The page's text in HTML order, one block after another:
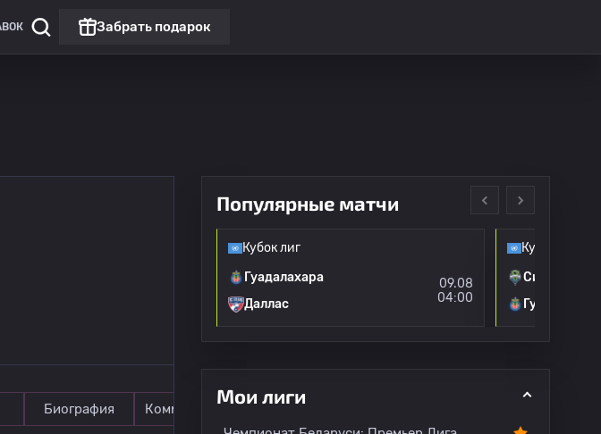
Забрать подарок
Биография Комментарии
Популярные матчи
Кубок лиг
Гуадалахара
Даллас
09.08
04:00
Кубок лиг
Сиэтл
Мои лиги